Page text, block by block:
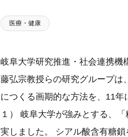
医療・健康
岐阜大学研究推進・社会連携
藤弘宗教授らの研究グループは
につくる画期的な方法を、11
１） 岐阜大学が強みとする、
実しました。 シアル酸含有糖